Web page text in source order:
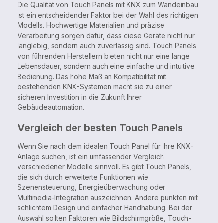
Die Qualität von Touch Panels mit KNX zum Wandeinbau
ist ein entscheidender Faktor bei der Wahl des richtigen
Modells. Hochwertige Materialien und präzise
Verarbeitung sorgen dafür, dass diese Geräte nicht nur
langlebig, sondern auch zuverlässig sind. Touch Panels
von führenden Herstellern bieten nicht nur eine lange
Lebensdauer, sondern auch eine einfache und intuitive
Bedienung. Das hohe Maß an Kompatibilität mit
bestehenden KNX-Systemen macht sie zu einer
sicheren Investition in die Zukunft Ihrer
Gebäudeautomation.
Vergleich der besten Touch Panels
Wenn Sie nach dem idealen Touch Panel für Ihre KNX-
Anlage suchen, ist ein umfassender Vergleich
verschiedener Modelle sinnvoll. Es gibt Touch Panels,
die sich durch erweiterte Funktionen wie
Szenensteuerung, Energieüberwachung oder
Multimedia-Integration auszeichnen. Andere punkten mit
schlichtem Design und einfacher Handhabung. Bei der
Auswahl sollten Faktoren wie Bildschirmgröße, Touch-